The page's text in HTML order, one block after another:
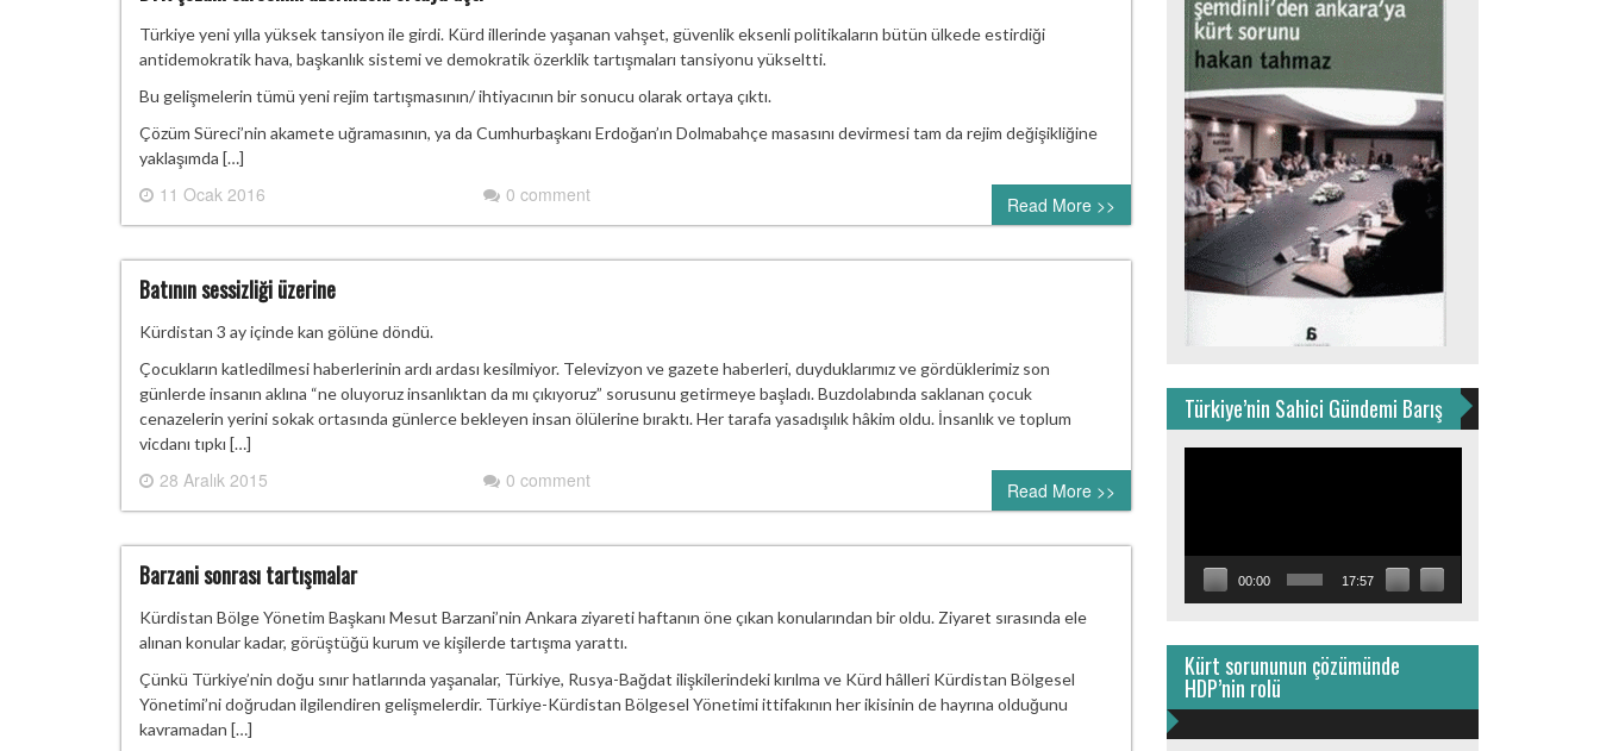
Türkiye yeni yılla yüksek tansiyon ile girdi. Kürd illerinde yaşanan vahşet, güvenlik eksenli politikaların bütün ülkede estirdiği
antidemokratik hava, başkanlık sistemi ve demokratik özerklik tartışmaları tansiyonu yükseltti.
Bu gelişmelerin tümü yeni rejim tartışmasının/ ihtiyacının bir sonucu olarak ortaya çıktı.
Çözüm Süreci’nin akamete uğramasının, ya da Cumhurbaşkanı Erdoğan’ın Dolmabahçe masasını devirmesi tam da rejim değişikliğine
yaklaşımda […]
11 Ocak 2016 0 comment Read More >>
Batının sessizliği üzerine
Kürdistan 3 ay içinde kan gölüne döndü.
Çocukların katledilmesi haberlerinin ardı ardası kesilmiyor. Televizyon ve gazete haberleri, duyduklarımız ve gördüklerimiz son
günlerde insanın aklına “ne oluyoruz insanlıktan da mı çıkıyoruz” sorusunu getirmeye başladı. Buzdolabında saklanan çocuk
cenazelerin yerini sokak ortasında günlerce bekleyen insan ölülerine bıraktı. Her tarafa yasadışılık hâkim oldu. İnsanlık ve toplum
vicdanı tıpkı […]
28 Aralık 2015 0 comment Read More >>
Barzani sonrası tartışmalar
Kürdistan Bölge Yönetim Başkanı Mesut Barzani’nin Ankara ziyareti haftanın öne çıkan konularından bir oldu. Ziyaret sırasında ele
alınan konular kadar, görüştüğü kurum ve kişilerde tartışma yarattı.
Çünkü Türkiye’nin doğu sınır hatlarında yaşanalar, Türkiye, Rusya-Bağdat ilişkilerindeki kırılma ve Kürd hâlleri Kürdistan Bölgesel
Yönetimi’ni doğrudan ilgilendiren gelişmelerdir. Türkiye-Kürdistan Bölgesel Yönetimi ittifakının her ikisinin de hayrına olduğunu
kavramadan […]
Türkiye’nin Sahici Gündemi Barış
00:00 17:57
Kürt sorununun çözümünde
HDP’nin rolü